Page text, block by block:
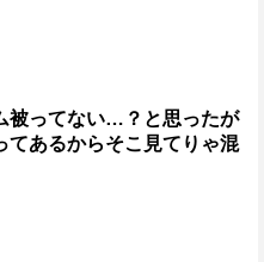
被ってない…？と思ったが
てあるからそこ見てりゃ混